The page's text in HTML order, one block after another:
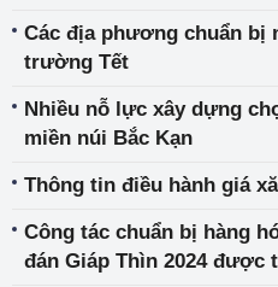
Các địa phương chuẩn bị
trường Tết
Nhiều nỗ lực xây dựng
miền núi Bắc Kạn
Thông tin điều hành giá
Công tác chuẩn bị hàng
đán Giáp Thìn 2024 được